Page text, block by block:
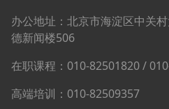
办公地址：北京市海淀区中关
德新闻楼506
在职课程：010-82501820 /
高端培训：010-82509357